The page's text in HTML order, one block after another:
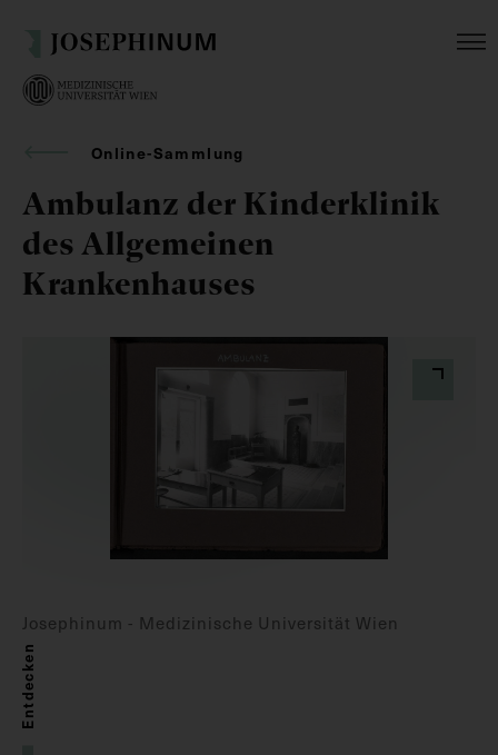
Online-Sammlung
Ambulanz der Kinderklinik
des Allgemeinen
Krankenhauses
Josephinum - Medizinische Universität Wien
Entdecken